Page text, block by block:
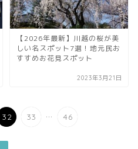
【2026年最新】川越の桜が美
しい名スポット7選！地元民お
すすめお花見スポット
2023年3月21日
32 33 ... 46